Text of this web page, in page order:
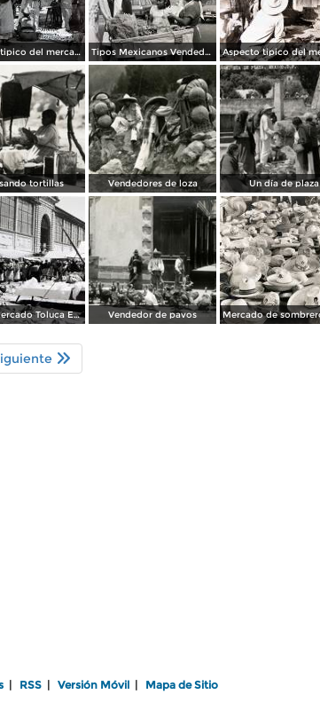
Aspecto tipico del mercado. Tipos Mexicanos Vendedora de Chicharrones en La Unidad Nonoalco Tlatelolco Ciudad de México .
tortillas Vendedores de loza Un día de plaza
Dia de Mercado Toluca Estado de México. Vendedor de pavos
RSS Versión Móvil Mapa de Sitio